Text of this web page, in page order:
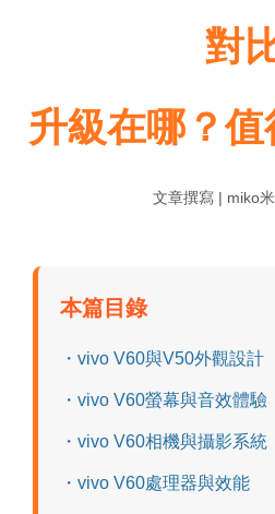
對
升級在哪？值
文章撰寫 | miko
本篇目錄
・vivo V60與V50外觀設計
・vivo V60螢幕與音效體驗
・vivo V60相機與攝影系統
・vivo V60處理器與效能